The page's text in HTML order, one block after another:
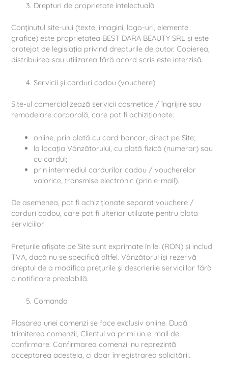
Drepturi de proprietate intelectuală
Conținutul site-ului (texte, imagini, logo-uri, elemente
grafice) este proprietatea BEST DARA BEAUTY SRL și este
protejat de legislația privind drepturile de autor. Copierea,
distribuirea sau utilizarea fără acord scris este interzisă.
Servicii și carduri cadou (vouchere)
Site-ul comercializează servicii cosmetice / îngrijire sau
remodelare corporală, care pot fi achiziționate:
online, prin plată cu card bancar, direct pe Site;
la locația Vânzătorului, cu plată fizică (numerar) sau
cu cardul;
prin intermediul cardurilor cadou / voucherelor
valorice, transmise electronic (prin e-mail).
De asemenea, pot fi achiziționate separat vouchere /
carduri cadou, care pot fi ulterior utilizate pentru plata
serviciilor.
Prețurile afișate pe Site sunt exprimate în lei (RON) și includ
TVA, dacă nu se specifică altfel. Vânzătorul își rezervă
dreptul de a modifica prețurile și descrierile serviciilor fără
o notificare prealabilă.
Comanda
Plasarea unei comenzi se face exclusiv online. După
trimiterea comenzii, Clientul va primi un e-mail de
confirmare. Confirmarea comenzii nu reprezintă
acceptarea acesteia, ci doar înregistrarea solicitării.